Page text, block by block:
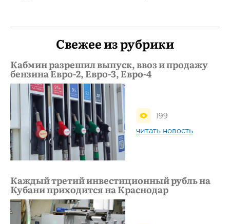
Свежее из рубрики
Кабмин разрешил выпуск, ввоз и продажу
бензина Евро-2, Евро-3, Евро-4
199
читать новость
Каждый третий инвестиционный рубль на
Кубани приходится на Краснодар